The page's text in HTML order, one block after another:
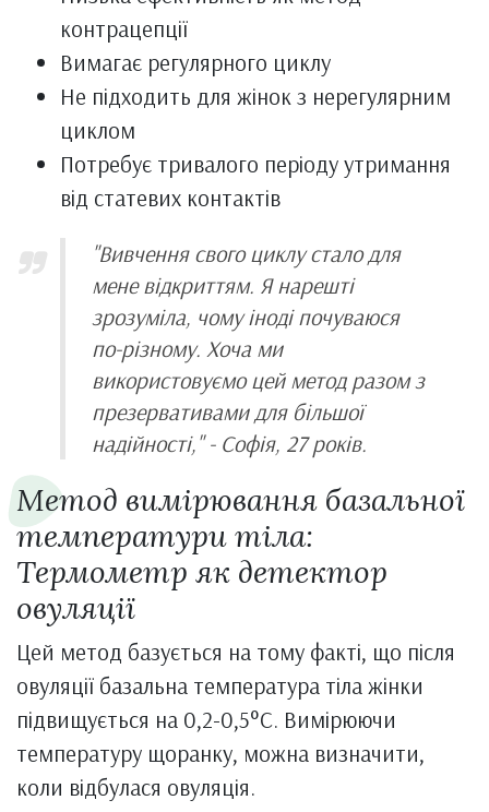
контрацепції
Вимагає регулярного циклу
Не підходить для жінок з нерегулярним
циклом
Потребує тривалого періоду утримання
від статевих контактів
"Вивчення свого циклу стало для
мене відкриттям. Я нарешті
зрозуміла, чому іноді почуваюся
по-різному. Хоча ми
використовуємо цей метод разом з
презервативами для більшої
надійності," - Софія, 27 років.
Метод вимірювання базальної
температури тіла:
Термометр як детектор
овуляції
Цей метод базується на тому факті, що після
овуляції базальна температура тіла жінки
підвищується на 0,2-0,5°C. Вимірюючи
температуру щоранку, можна визначити,
коли відбулася овуляція.